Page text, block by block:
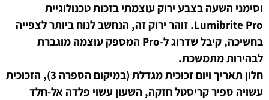
וסימני השעה בצבע ירוק עוצמתי בזכות טכנולוגיית
Lumibrite Pro. זוהר ירוק זה, הנחשב לנוח ביותר לצפייה
בחשיכה, קיבל שדרוג ל-Pro המספק עוצמה מוגברת
לבהירות מתמשכת.
חלון תאריך ויום זכוכית מגדלת (במיקום הספרה 3), הזכוכית
עשויה ספיר קריסטל חזקה, השעון עשוי פלדה אל-חלד